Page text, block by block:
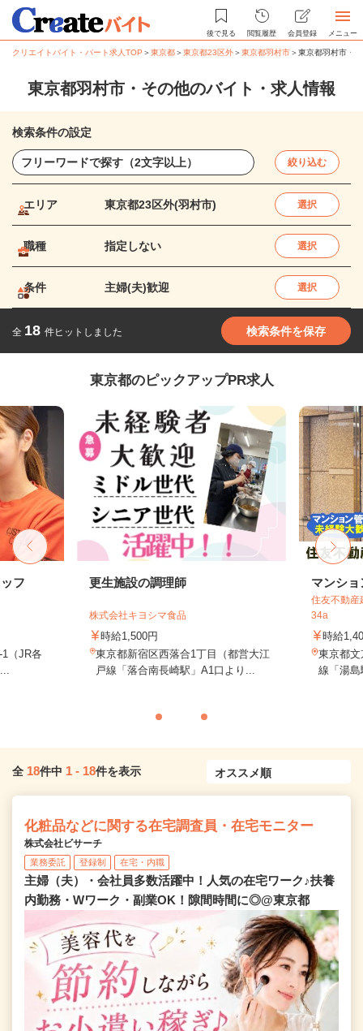
後で見る 閲覧履歴 会員登録 メニュー
クリエイトバイト・パート求人TOP ＞東京都＞東京都23区外＞東京都羽村市＞東京都羽村市・
東京都羽村市・その他のバイト・求人情報
検索条件の設定
絞り込む
エリア 東京都23区外(羽村市) 選択
職種 指定しない 選択
条件 主婦(夫)歓迎 選択
全 18 件ヒットしました 検索条件を保存
東京都のピックアップPR求人
フ
（JR各
更生施設の調理師
株式会社キヨシマ食品
時給1,500円
東京都新宿区西落合1丁目（都営大江
戸線「落合南長崎駅」A1口より...
マンシ
住友不動産
34a
時給
東京都
線「湯
全 18件中 1 - 18件を表示
化粧品などに関する在宅調査員・在宅モニター
株式会社ビサーチ
業務委託 登録制 在宅・内職
主婦（夫）・会社員多数活躍中！人気の在宅ワーク♪扶養
内勤務・Wワーク・副業OK！隙間時間に◎@東京都